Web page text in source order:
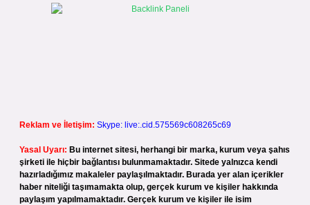
Reklam ve İletişim: Skype: live:.cid.575569c608265c69
Yasal Uyarı: Bu internet sitesi, herhangi bir marka, kurum veya şahıs
şirketi ile hiçbir bağlantısı bulunmamaktadır. Sitede yalnızca kendi
hazırladığımız makaleler paylaşılmaktadır. Burada yer alan içerikler
haber niteliği taşımamakta olup, gerçek kurum ve kişiler hakkında
paylaşım yapılmamaktadır. Gerçek kurum ve kişiler ile isim